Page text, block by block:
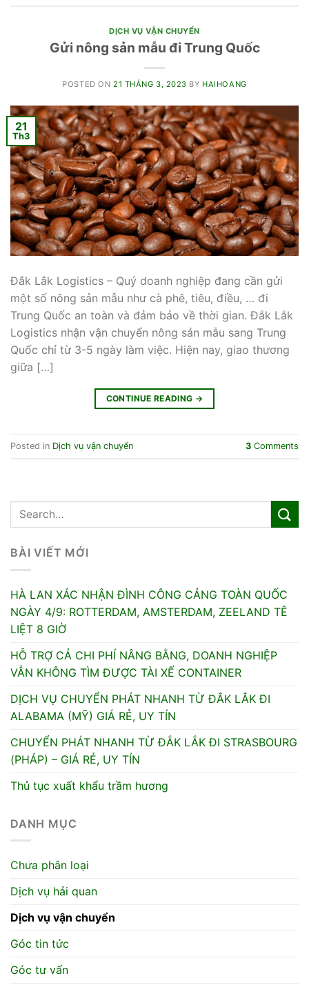
DỊCH VỤ VẬN CHUYỂN
Gửi nông sản mẫu đi Trung Quốc
POSTED ON 21 THÁNG 3, 2023 BY HAIHOANG
21
Th3
Đắk Lắk Logistics – Quý doanh nghiệp đang cần gửi
một số nông sản mẫu như cà phê, tiêu, điều, … đi
Trung Quốc an toàn và đảm bảo về thời gian. Đắk Lắk
Logistics nhận vận chuyển nông sản mẫu sang Trung
Quốc chỉ từ 3-5 ngày làm việc. Hiện nay, giao thương
giữa […]
CONTINUE READING →
Posted in Dịch vụ vận chuyển 3 Comments
BÀI VIẾT MỚI
HÀ LAN XÁC NHẬN ĐÌNH CÔNG CẢNG TOÀN QUỐC
NGÀY 4/9: ROTTERDAM, AMSTERDAM, ZEELAND TÊ
LIỆT 8 GIỜ
HỖ TRỢ CẢ CHI PHÍ NÂNG BẰNG, DOANH NGHIỆP
VẪN KHÔNG TÌM ĐƯỢC TÀI XẾ CONTAINER
DỊCH VỤ CHUYỂN PHÁT NHANH TỪ ĐẮK LẮK ĐI
ALABAMA (MỸ) GIÁ RẺ, UY TÍN
CHUYỂN PHÁT NHANH TỪ ĐẮK LẮK ĐI STRASBOURG
(PHÁP) – GIÁ RẺ, UY TÍN
Thủ tục xuất khẩu trầm hương
DANH MỤC
Chưa phân loại
Dịch vụ hải quan
Dịch vụ vận chuyển
Góc tin tức
Góc tư vấn